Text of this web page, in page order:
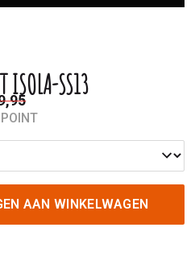
ISOLA-SS13
AAN WINKELWAGEN